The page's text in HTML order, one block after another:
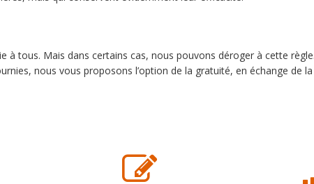
à tous. Mais dans certains cas, nous pouvons déroger à cette
nous vous proposons l’option de la gratuité, en échange de